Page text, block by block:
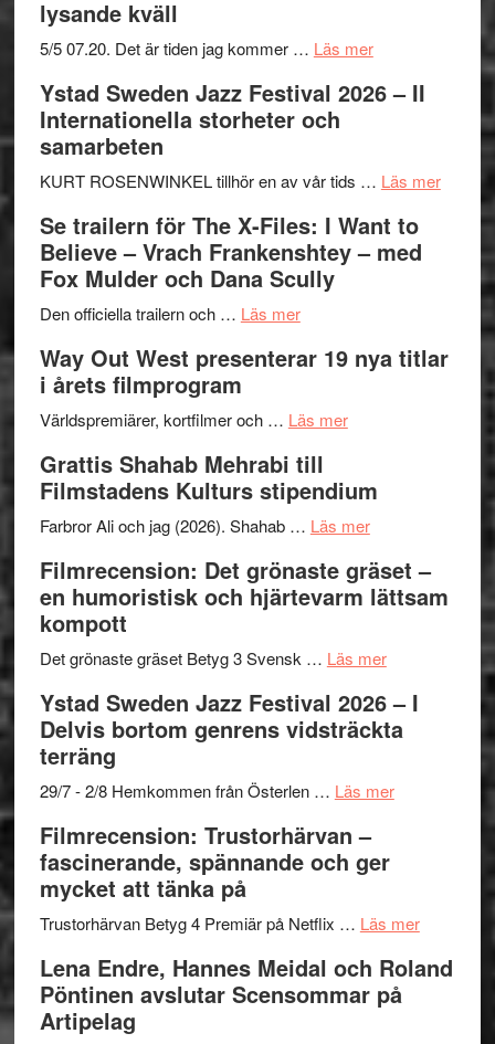
lysande kväll
5/5 07.20. Det är tiden jag kommer … Läs merom
Håkan
Huskvarna
Park
–
kväll
Ystad Sweden Jazz Festival 2026 – II
Internationella storheter och
samarbeten
KURT ROSENWINKEL tillhör en av vår tids … Läs merom
Ystad
Festival
II
Se trailern för The X-Files: I Want to
Believe – Vrach Frankenshtey – med
Fox Mulder och Dana Scully
Den officiella trailern och … Läs merom
trailern
The
Files:
I
Want
Believe
–
Frankenshtey
med
Fox
och
Scully
Way Out West presenterar 19 nya titlar
i årets filmprogram
Världspremiärer, kortfilmer och … Läs merom
West
presenterar
nya
titlar
årets
Grattis Shahab Mehrabi till
Filmstadens Kulturs stipendium
Farbror Ali och jag (2026). Shahab … Läs merom
Shahab
Mehrabi
Filmstadens
stipendium
Filmrecension: Det grönaste gräset –
en humoristisk och hjärtevarm lättsam
kompott
Det grönaste gräset Betyg 3 Svensk … Läs merom
Det
grönaste
–
och
lättsam
Ystad Sweden Jazz Festival 2026 – I
Delvis bortom genrens vidsträckta
terräng
29/7 - 2/8 Hemkommen från Österlen … Läs merom
2026
I
Delvis
Filmrecension: Trustorhärvan –
fascinerande, spännande och ger
mycket att tänka på
Trustorhärvan Betyg 4 Premiär på Netflix … Läs merom
Lena Endre, Hannes Meidal och Roland
Pöntinen avslutar Scensommar på
Artipelag